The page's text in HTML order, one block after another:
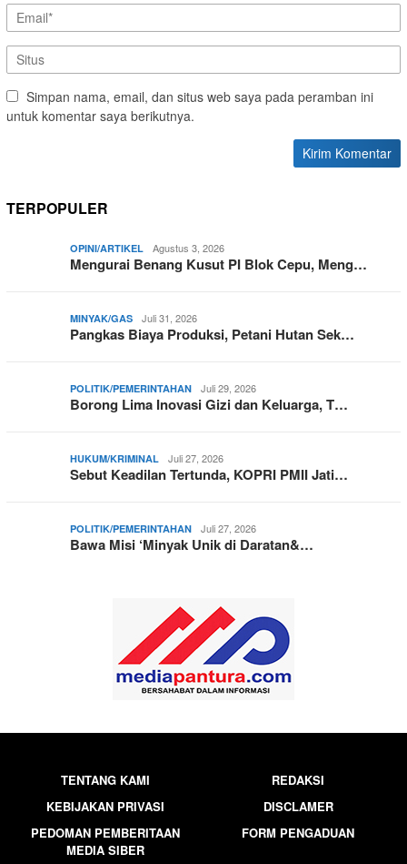
Simpan nama, email, dan situs web saya pada peramban ini
untuk komentar saya berikutnya.
TERPOPULER
OPINI/ARTIKEL Agustus 3, 2026
Mengurai Benang Kusut PI Blok Cepu, Meng…
MINYAK/GAS Juli 31, 2026
Pangkas Biaya Produksi, Petani Hutan Sek…
POLITIK/PEMERINTAHAN Juli 29, 2026
Borong Lima Inovasi Gizi dan Keluarga, T…
HUKUM/KRIMINAL Juli 27, 2026
Sebut Keadilan Tertunda, KOPRI PMII Jati…
POLITIK/PEMERINTAHAN Juli 27, 2026
Bawa Misi ‘Minyak Unik di Daratan&…
TENTANG KAMI
REDAKSI
KEBIJAKAN PRIVASI
DISCLAMER
PEDOMAN PEMBERITAAN
MEDIA SIBER
FORM PENGADUAN